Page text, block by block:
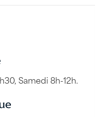
Samedi 8h-12h.